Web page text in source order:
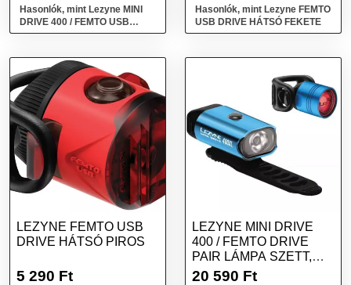
Hasonlók, mint Lezyne MINI
DRIVE 400 / FEMTO USB
DRIVE PAIR Lámpa szett,
Hasonlók, mint Lezyne FEMTO
USB DRIVE HÁTSÓ FEKETE
LEZYNE FEMTO USB
DRIVE HÁTSÓ PIROS
5 290 Ft
LEZYNE MINI DRIVE
400 / FEMTO DRIVE
PAIR LÁMPA SZETT,
KÉK, MÉRET
20 590 Ft